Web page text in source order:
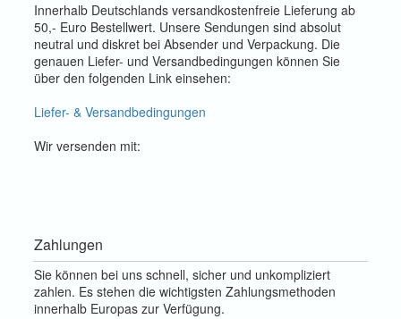
Innerhalb Deutschlands versandkostenfreie Lieferung ab
50,- Euro Bestellwert. Unsere Sendungen sind absolut
neutral und diskret bei Absender und Verpackung. Die
genauen Liefer- und Versandbedingungen können Sie
über den folgenden Link einsehen:
Liefer- & Versandbedingungen
Wir versenden mit:
Zahlungen
Sie können bei uns schnell, sicher und unkompliziert
zahlen. Es stehen die wichtigsten Zahlungsmethoden
innerhalb Europas zur Verfügung.